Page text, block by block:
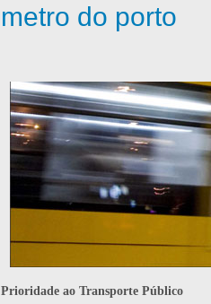
metro do porto
Prioridade ao Transporte Público